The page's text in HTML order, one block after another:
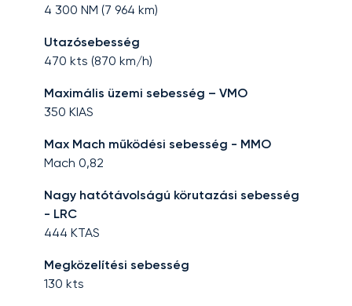
4 300 NM (7 964 km)
Utazósebesség
470 kts (870 km/h)
Maximális üzemi sebesség – VMO
350 KIAS
Max Mach működési sebesség - MMO
Mach 0,82
Nagy hatótávolságú körutazási sebesség
- LRC
444 KTAS
Megközelítési sebesség
130 kts